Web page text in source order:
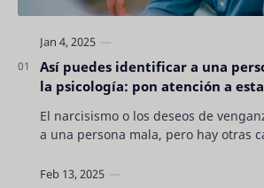
Así puedes identificar a una
la psicología: pon atención a
El narcisismo o los deseos de
a una persona mala, pero hay otras